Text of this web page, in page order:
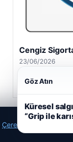
Hastaş Beton
26/05/2026
Çerez Politikamız
Göz Atın
Küresel
“Grip ile